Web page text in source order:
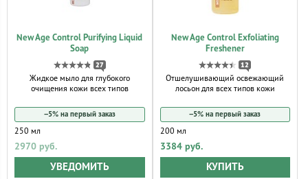
New Age Control Purifying Liquid
Soap
27
Жидкое мыло для глубокого
очищения кожи всех типов
−5% на первый заказ
250 мл
2970 руб.
УВЕДОМИТЬ
New Age Control Exfoliating
Freshener
12
Отшелушивающий освежающий
лосьон для всех типов кожи
−5% на первый заказ
200 мл
3384 руб.
КУПИТЬ